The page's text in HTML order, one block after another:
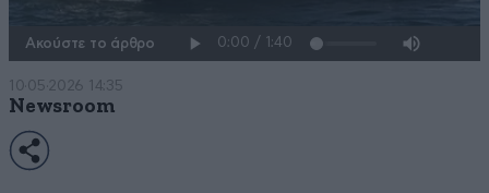
Ακούστε το άρθρο
10·05·2026 14:35
Newsroom